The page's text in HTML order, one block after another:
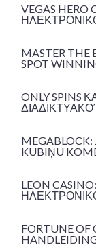
VEGAS
MASTER THE
SPOT
ONLY SPINS
MEGABLOCK:
KUBIŅU
LEON
FORTUNE OF